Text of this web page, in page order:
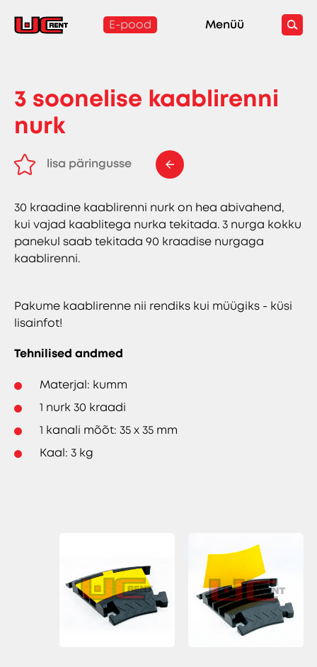
E-pood Menüü
3 soonelise kaablirenni
nurk
lisa päringusse
30 kraadine kaablirenni nurk on hea abivahend,
kui vajad kaablitega nurka tekitada. 3 nurga kokku
panekul saab tekitada 90 kraadise nurgaga
kaablirenni.
Pakume kaablirenne nii rendiks kui müügiks - küsi
lisainfot!
Tehnilised andmed
Materjal: kumm
1 nurk 30 kraadi
1 kanali mõõt: 35 x 35 mm
Kaal: 3 kg